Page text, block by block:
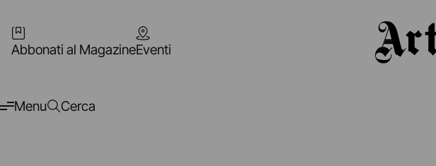
Abbonati al MagazineEventi
Menu Cerca